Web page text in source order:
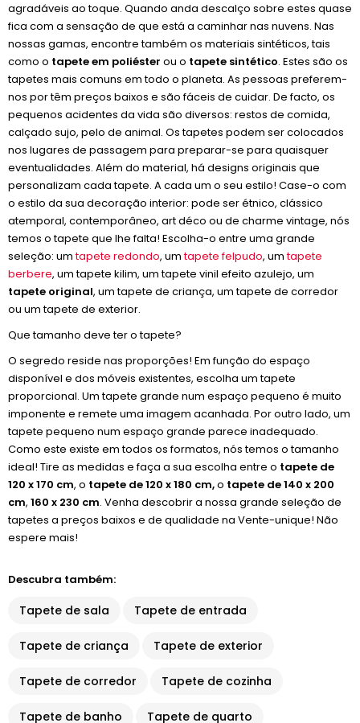
agradáveis ao toque. Quando anda descalço sobre estes quase
fica com a sensação de que está a caminhar nas nuvens. Nas
nossas gamas, encontre também os materiais sintéticos, tais
como o tapete em poliéster ou o tapete sintético. Estes são os
tapetes mais comuns em todo o planeta. As pessoas preferem-
nos por têm preços baixos e são fáceis de cuidar. De facto, os
pequenos acidentes da vida são diversos: restos de comida,
calçado sujo, pelo de animal. Os tapetes podem ser colocados
nos lugares de passagem para preparar-se para quaisquer
eventualidades. Além do material, há designs originais que
personalizam cada tapete. A cada um o seu estilo! Case-o com
o estilo da sua decoração interior: pode ser étnico, clássico
atemporal, contemporâneo, art déco ou de charme vintage, nós
temos o tapete que lhe falta! Escolha-o entre uma grande
seleção: umtapete redondo, umtapete felpudo, umtapete
berbere, um tapete kilim, um tapete vinil efeito azulejo, um
tapete original, um tapete de criança, um tapete de corredor
ou um tapete de exterior.
Que tamanho deve ter o tapete?
O segredo reside nas proporções! Em função do espaço
disponível e dos móveis existentes, escolha um tapete
proporcional. Um tapete grande num espaço pequeno é muito
imponente e remete uma imagem acanhada. Por outro lado, um
tapete pequeno num espaço grande parece inadequado.
Como este existe em todos os formatos, nós temos o tamanho
ideal! Tire as medidas e faça a sua escolha entre o tapete de
120 x 170 cm, o tapete de 120 x 180 cm,o tapete de 140 x 200
cm, 160 x 230 cm. Venha descobrir a nossa grande seleção de
tapetes a preços baixos e de qualidade na Vente-unique! Não
espere mais!
Descubra também:
Tapete de sala Tapete de entrada
Tapete de criança Tapete de exterior
Tapete de corredor Tapete de cozinha
Tapete de banho Tapete de quarto